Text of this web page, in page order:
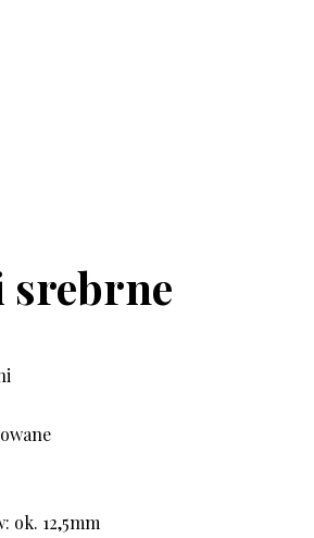
srebrne
ok. 12,5mm